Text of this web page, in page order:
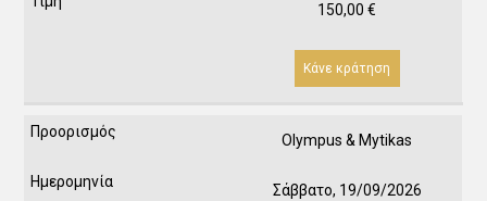
150,00€
Κάνε κράτηση
Olympus & Mytikas
Σάββατο, 19/09/2026